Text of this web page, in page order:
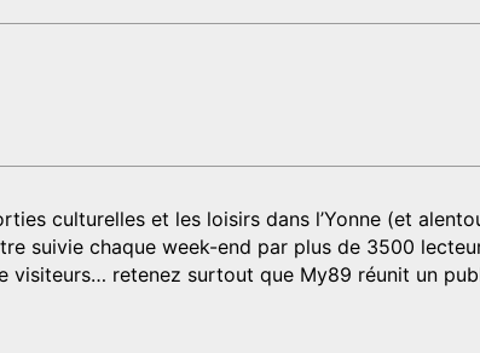
culturelles et les loisirs dans l’Yonne (et
suivie chaque week-end par plus de 3500
visiteurs… retenez surtout que My89 réunit un